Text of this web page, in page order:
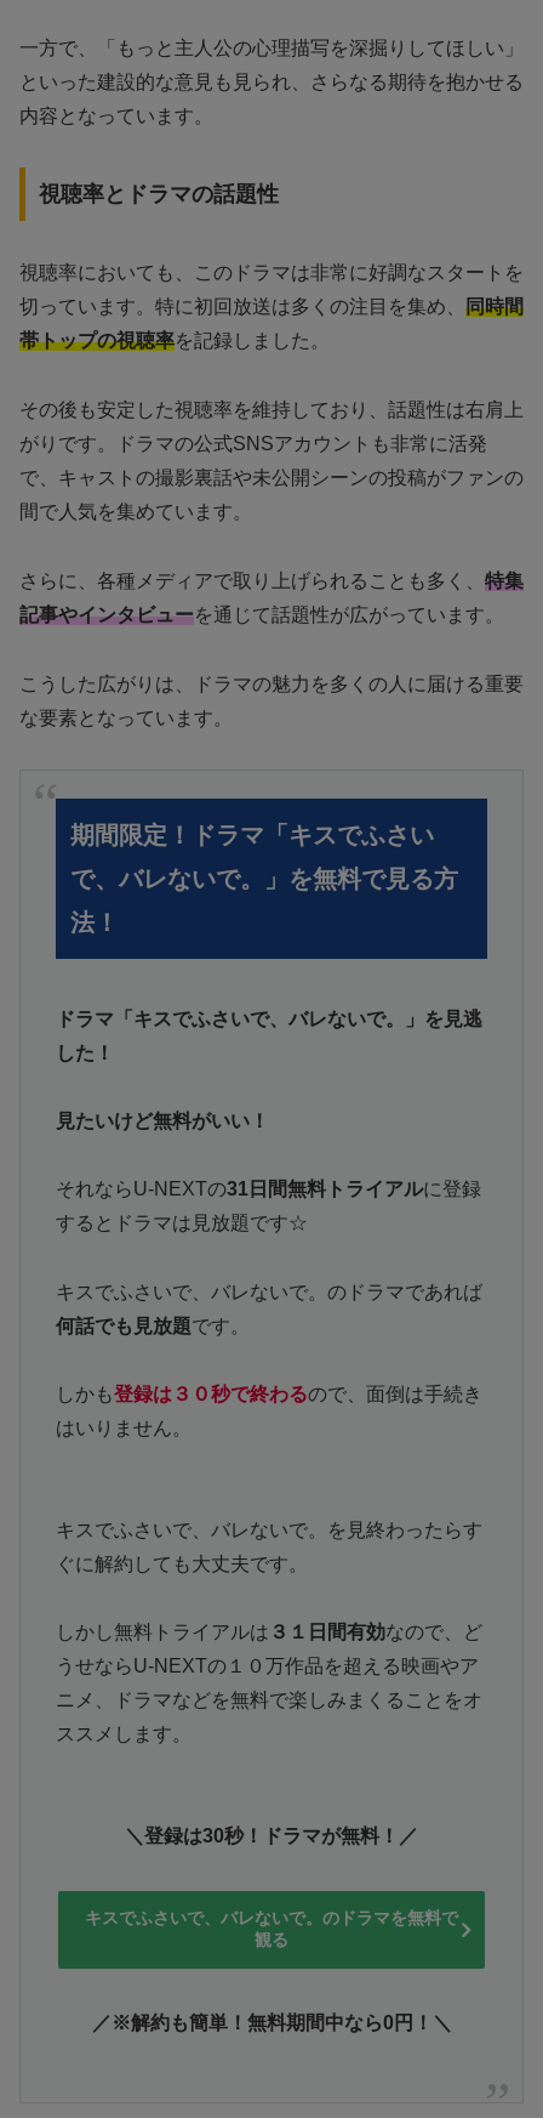
一方で、「もっと主人公の心理描写を深掘りしてほしい」
といった建設的な意見も見られ、さらなる期待を抱かせる
内容となっています。
視聴率とドラマの話題性
視聴率においても、このドラマは非常に好調なスタートを
切っています。特に初回放送は多くの注目を集め、 同時間
帯トップの視聴率を記録しました。
その後も安定した視聴率を維持しており、話題性は右肩上
がりです。ドラマの公式SNSアカウントも非常に活発
で、キャストの撮影裏話や未公開シーンの投稿がファンの
間で人気を集めています。
さらに、各種メディアで取り上げられることも多く、 特集
記事やインタビューを通じて話題性が広がっています。
こうした広がりは、ドラマの魅力を多くの人に届ける重要
な要素となっています。
期間限定！ドラマ「キスでふさい
で、バレないで。」を無料で見る方
法！
ドラマ「キスでふさいで、バレないで。」を見逃
した！
見たいけど無料がいい！
それならU-NEXTの31日間無料トライアルに登録
するとドラマは見放題です☆
キスでふさいで、バレないで。のドラマであれば
何話でも見放題です。
しかも登録は３０秒で終わるので、面倒は手続き
はいりません。
キスでふさいで、バレないで。を見終わったらす
ぐに解約しても大丈夫です。
しかし無料トライアルは ３１日間有効なので、ど
うせならU-NEXTの１０万作品を超える映画やア
ニメ、ドラマなどを無料で楽しみまくることをオ
ススメします。
＼登録は30秒！ドラマが無料！／
キスでふさいで、バレないで。のドラマを無料で
観る
／※解約も簡単！無料期間中なら0円！＼